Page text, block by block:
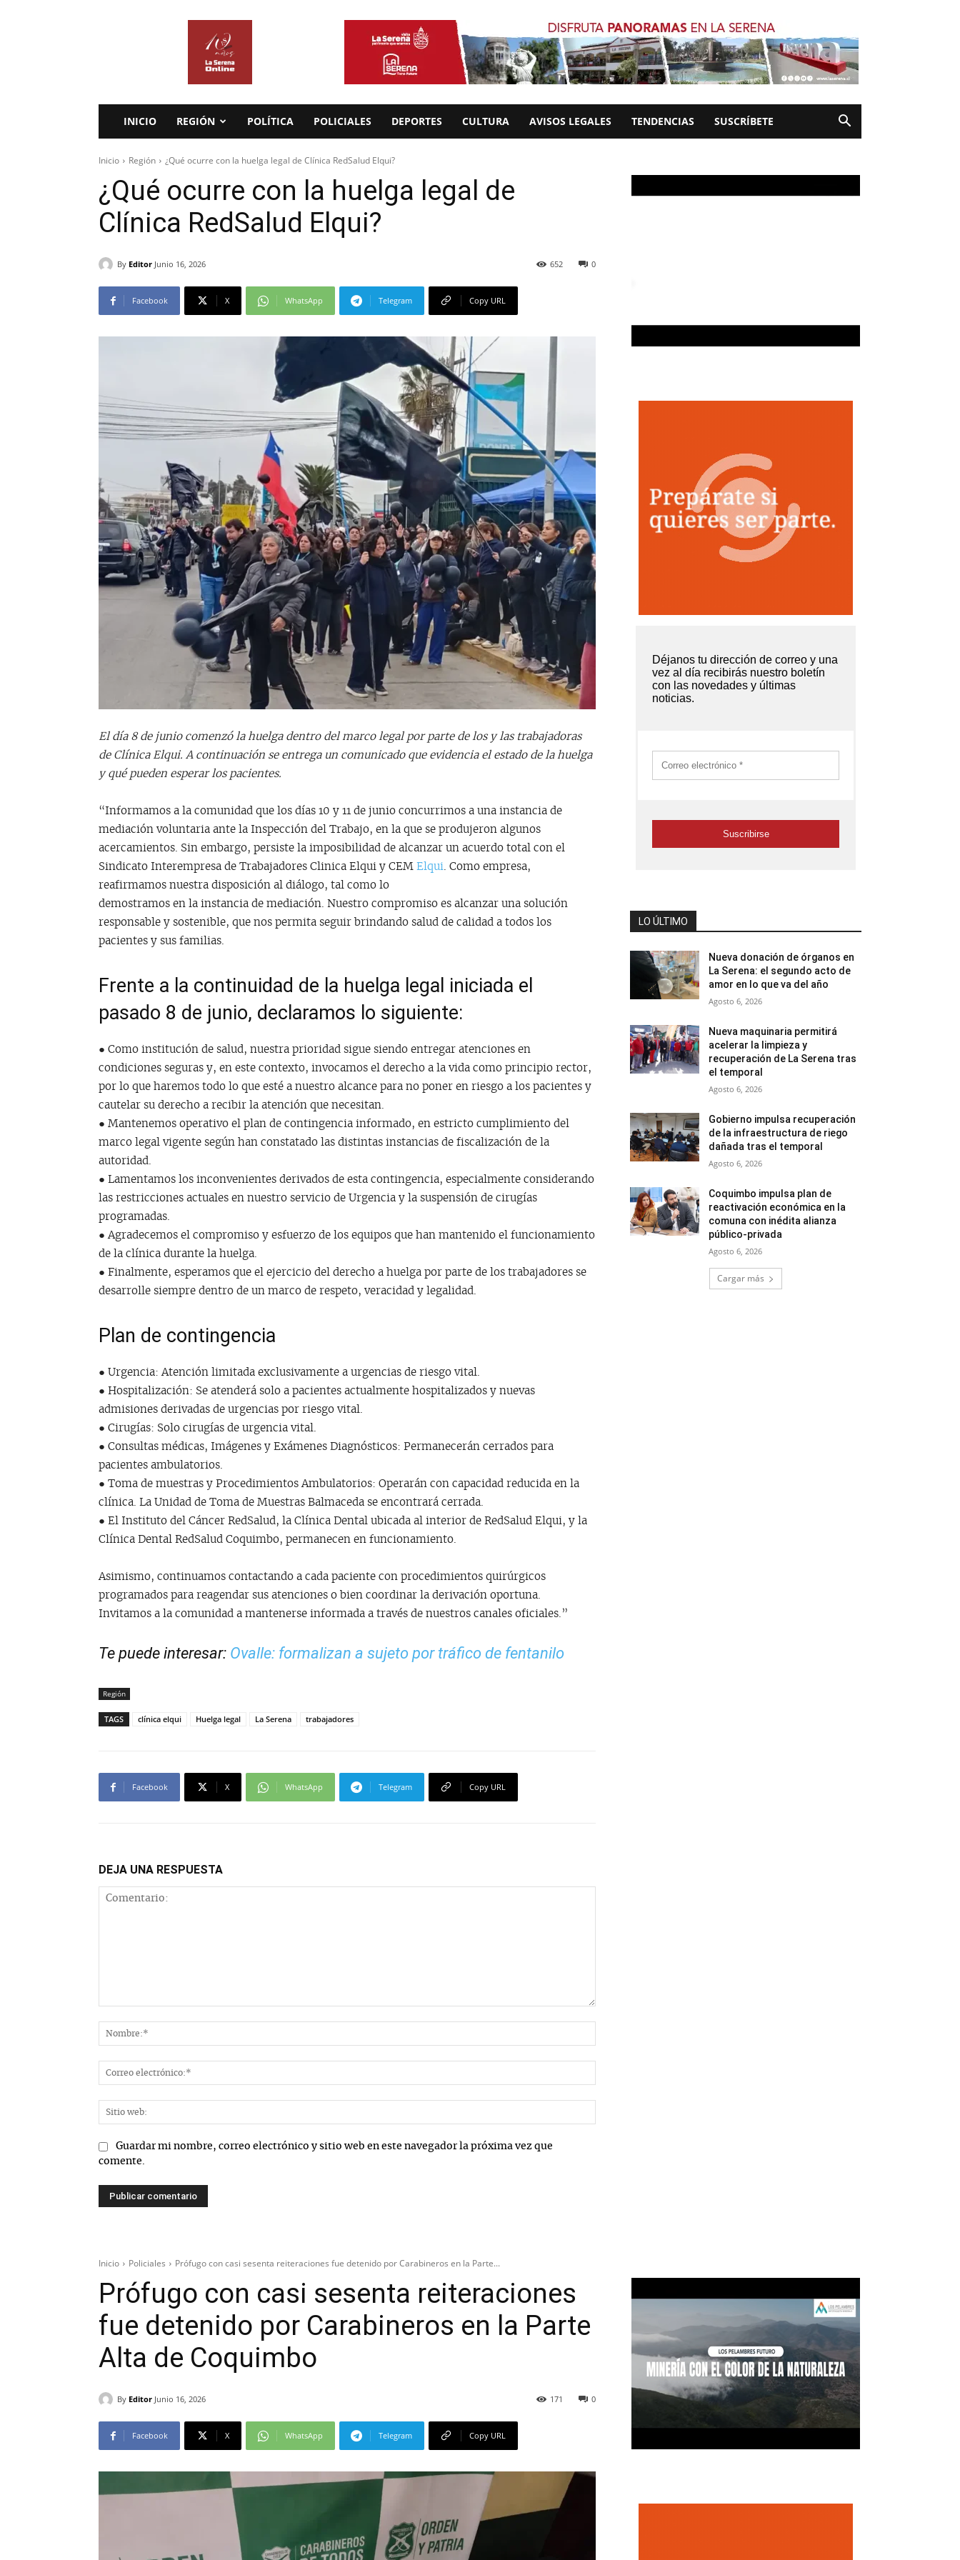
INICIO REGIÓN POLÍTICA POLICIALES DEPORTES CULTURA AVISOS LEGALES TENDENCIAS SUSCRÍBETE
Inicio Región ¿Qué ocurre con la huelga legal de Clínica RedSalud Elqui?
¿Qué ocurre con la huelga legal de
Clínica RedSalud Elqui?
By Editor Junio 16, 2026 0
652
Facebook X WhatsApp Telegram Copy URL
El día 8 de junio comenzó la huelga dentro del marco legal por parte de los y las trabajadoras
de Clínica Elqui. A continuación se entrega un comunicado que evidencia el estado de la huelga
y qué pueden esperar los pacientes.
“Informamos a la comunidad que los días 10 y 11 de junio concurrimos a una instancia de
mediación voluntaria ante la Inspección del Trabajo, en la que se produjeron algunos
acercamientos. Sin embargo, persiste la imposibilidad de alcanzar un acuerdo total con el
Sindicato Interempresa de Trabajadores Clinica Elqui y CEM Elqui. Como empresa,
reafirmamos nuestra disposición al diálogo, tal como lo
demostramos en la instancia de mediación. Nuestro compromiso es alcanzar una solución
responsable y sostenible, que nos permita seguir brindando salud de calidad a todos los
pacientes y sus familias.
Frente a la continuidad de la huelga legal iniciada el
pasado 8 de junio, declaramos lo siguiente:
● Como institución de salud, nuestra prioridad sigue siendo entregar atenciones en
condiciones seguras y, en este contexto, invocamos el derecho a la vida como principio rector,
por lo que haremos todo lo que esté a nuestro alcance para no poner en riesgo a los pacientes y
cautelar su derecho a recibir la atención que necesitan.
● Mantenemos operativo el plan de contingencia informado, en estricto cumplimiento del
marco legal vigente según han constatado las distintas instancias de fiscalización de la
autoridad.
● Lamentamos los inconvenientes derivados de esta contingencia, especialmente considerando
las restricciones actuales en nuestro servicio de Urgencia y la suspensión de cirugías
programadas.
● Agradecemos el compromiso y esfuerzo de los equipos que han mantenido el funcionamiento
de la clínica durante la huelga.
● Finalmente, esperamos que el ejercicio del derecho a huelga por parte de los trabajadores se
desarrolle siempre dentro de un marco de respeto, veracidad y legalidad.
Plan de contingencia
● Urgencia: Atención limitada exclusivamente a urgencias de riesgo vital.
● Hospitalización: Se atenderá solo a pacientes actualmente hospitalizados y nuevas
admisiones derivadas de urgencias por riesgo vital.
● Cirugías: Solo cirugías de urgencia vital.
● Consultas médicas, Imágenes y Exámenes Diagnósticos: Permanecerán cerrados para
pacientes ambulatorios.
● Toma de muestras y Procedimientos Ambulatorios: Operarán con capacidad reducida en la
clínica. La Unidad de Toma de Muestras Balmaceda se encontrará cerrada.
● El Instituto del Cáncer RedSalud, la Clínica Dental ubicada al interior de RedSalud Elqui, y la
Clínica Dental RedSalud Coquimbo, permanecen en funcionamiento.
Asimismo, continuamos contactando a cada paciente con procedimientos quirúrgicos
programados para reagendar sus atenciones o bien coordinar la derivación oportuna.
Invitamos a la comunidad a mantenerse informada a través de nuestros canales oficiales.”
Te puede interesar: Ovalle: formalizan a sujeto por tráfico de fentanilo
Región
TAGS clínica elqui Huelga legal La Serena trabajadores
Facebook X WhatsApp Telegram Copy URL
DEJA UNA RESPUESTA
Guardar mi nombre, correo electrónico y sitio web en este navegador la próxima vez que
comente.
LO ÚLTIMO
Nueva donación de órganos en
La Serena: el segundo acto de
amor en lo que va del año
Agosto 6, 2026
Nueva maquinaria permitirá
acelerar la limpieza y
recuperación de La Serena tras
el temporal
Agosto 6, 2026
Gobierno impulsa recuperación
de la infraestructura de riego
dañada tras el temporal
Agosto 6, 2026
Coquimbo impulsa plan de
reactivación económica en la
comuna con inédita alianza
público-privada
Agosto 6, 2026
Cargar más